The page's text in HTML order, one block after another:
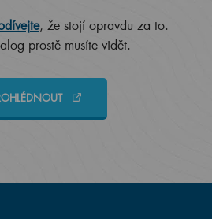
, že stojí opravdu za to.
prostě musíte vidět.